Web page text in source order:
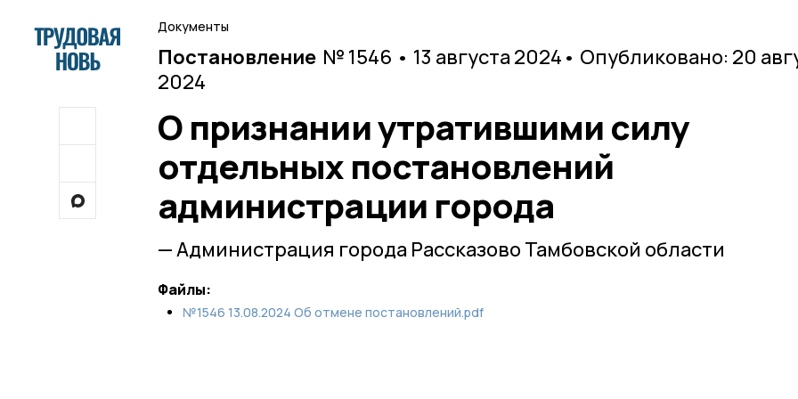
Документы
Постановление № 1546 • 13 августа 2024 • Опубликовано: 20
2024
О признании утратившими силу
отдельных постановлений
администрации города
— Администрация города Рассказово Тамбовской области
Файлы:
№1546 13.08.2024 Об отмене постановлений.pdf